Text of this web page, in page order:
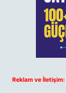
Reklam ve İletişim: